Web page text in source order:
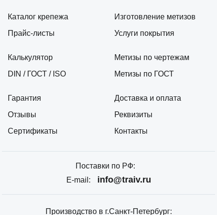
Каталог крепежа
Прайс-листы
Калькулятор
DIN / ГОСТ / ISO
Гарантия
Отзывы
Сертификаты
Изготовление метизов
Услуги покрытия
Метизы по чертежам
Метизы по ГОСТ
Доставка и оплата
Реквизиты
Контакты
Поставки по РФ:
E-mail:
info@traiv.ru
Производство в г.Санкт-Петербург: